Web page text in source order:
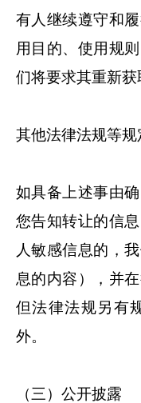
有人继续遵守和
用目的、使用规
们将要求其重新获
其他法律法规等规
如具备上述事由
您告知转让的信
人敏感信息的，
息的内容），并
但法律法规另有
外。
（三）公开披露